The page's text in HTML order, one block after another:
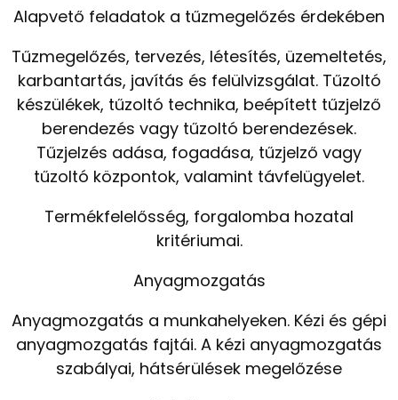
Alapvető feladatok a tűzmegelőzés érdekében
Tűzmegelőzés, tervezés, létesítés, üzemeltetés,
karbantartás, javítás és felülvizsgálat. Tűzoltó
készülékek, tűzoltó technika, beépített tűzjelző
berendezés vagy tűzoltó berendezések.
Tűzjelzés adása, fogadása, tűzjelző vagy
tűzoltó központok, valamint távfelügyelet.
Termékfelelősség, forgalomba hozatal
kritériumai.
Anyagmozgatás
Anyagmozgatás a munkahelyeken. Kézi és gépi
anyagmozgatás fajtái. A kézi anyagmozgatás
szabályai, hátsérülések megelőzése